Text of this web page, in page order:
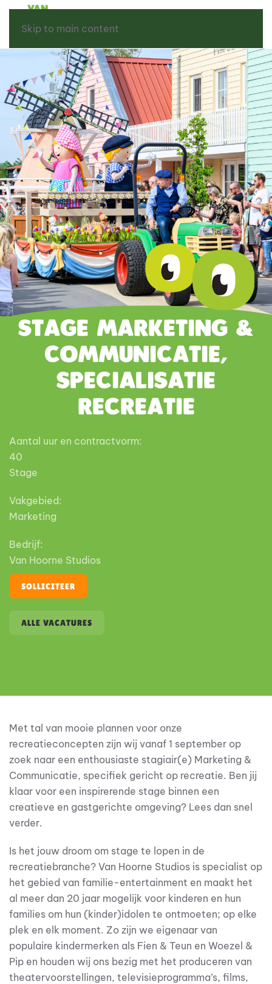
Skip to main content
Stage Marketing &
Communicatie,
specialisatie
Recreatie
Aantal uur en contractvorm:
40
Stage
Vakgebied:
Marketing
Bedrijf:
Van Hoorne Studios
SOLLICITEER
ALLE VACATURES
Met tal van mooie plannen voor onze
recreatieconcepten zijn wij vanaf 1 september op
zoek naar een enthousiaste stagiair(e) Marketing &
Communicatie, specifiek gericht op recreatie. Ben jij
klaar voor een inspirerende stage binnen een
creatieve en gastgerichte omgeving? Lees dan snel
verder.
Is het jouw droom om stage te lopen in de
recreatiebranche? Van Hoorne Studios is specialist op
het gebied van familie-entertainment en maakt het
al meer dan 20 jaar mogelijk voor kinderen en hun
families om hun (kinder)idolen te ontmoeten; op elke
plek en elk moment. Zo zijn we eigenaar van
populaire kindermerken als Fien & Teun en Woezel &
Pip en houden wij ons bezig met het produceren van
theatervoorstellingen, televisieprogramma’s, films,